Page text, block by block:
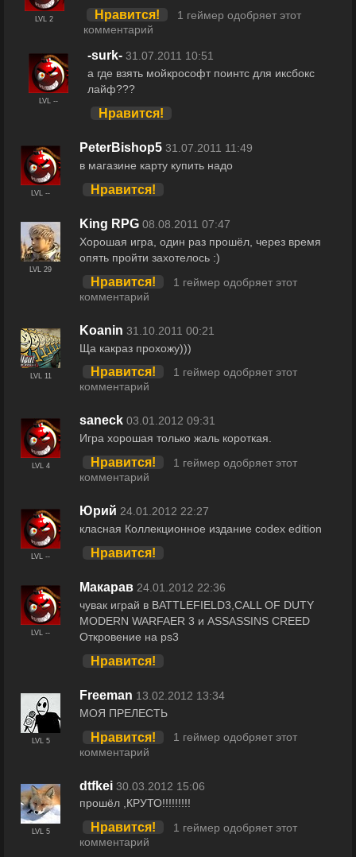
LVL 2 Нравится!
1 геймер одобряет этот
комментарий
LVL --
-surk- 31.07.2011 10:51
а где взять мойкрософт поинтс для иксбокс
лайф???
Нравится!
LVL --
PeterBishop5 31.07.2011 11:49
в магазине карту купить надо
Нравится!
LVL 29
King RPG 08.08.2011 07:47
Хорошая игра, один раз прошёл, через время
опять пройти захотелось :)
Нравится!
1 геймер одобряет этот
комментарий
LVL 11
Koanin 31.10.2011 00:21
Ща какраз прохожу)))
Нравится!
1 геймер одобряет этот
комментарий
LVL 4
saneck 03.01.2012 09:31
Игра хорошая только жаль короткая.
Нравится!
1 геймер одобряет этот
комментарий
LVL --
Юрий 24.01.2012 22:27
класная Коллекционное издание codex edition
Нравится!
LVL --
Макарав 24.01.2012 22:36
чувак играй в BATTLEFIELD3,CALL OF DUTY
MODERN WARFAER 3 и ASSASSINS CREED
Откровение на ps3
Нравится!
LVL 5
Freeman 13.02.2012 13:34
МОЯ ПРЕЛЕСТЬ
Нравится!
1 геймер одобряет этот
комментарий
LVL 5
dtfkei 30.03.2012 15:06
прошёл ,КРУТО!!!!!!!!!
Нравится!
1 геймер одобряет этот
комментарий